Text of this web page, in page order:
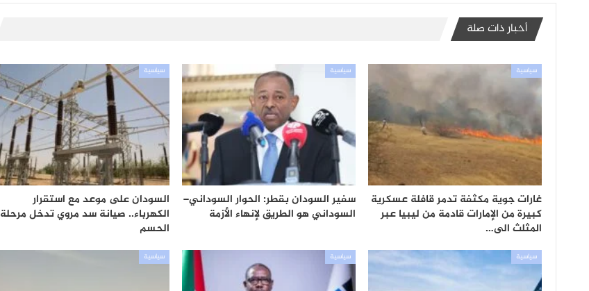
أخبار ذات صلة
سياسية
غارات جوية مكثفة تدمر قافلة عسكرية
كبيرة من الإمارات قادمة من ليبيا عبر
المثلث الى…
سياسية
سفير السودان بقطر: الحوار السوداني–
السوداني هو الطريق لإنهاء الأزمة
سياسية
السودان على موعد مع استقرار
الكهرباء.. صيانة سد مروي تدخل مرحلة
الحسم
سياسية سياسية سياسية